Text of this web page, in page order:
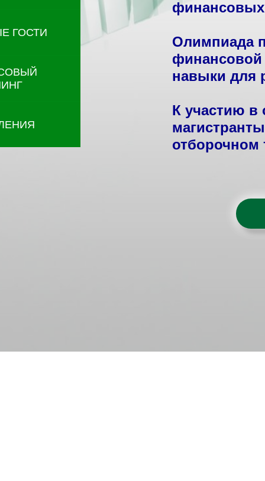
ГОСТИ
Олимпиада
финансовой
навыки для
К участию в
отборочном